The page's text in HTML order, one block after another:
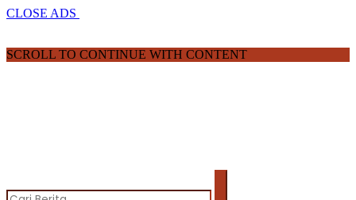
CLOSE ADS
SCROLL TO CONTINUE WITH CONTENT